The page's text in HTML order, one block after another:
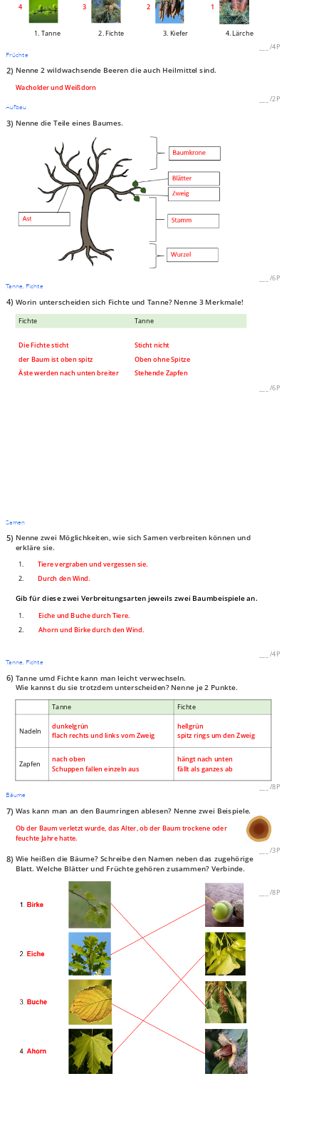
4 3 2 1
1. Tanne 2. Fichte 3. Kiefer 4. Lärche
/4P
Früchte
2) Nenne 2 wildwachsende Beeren die auch Heilmittel sind.
Wacholder und Weißdorn
/2P
Aufbau
3) Nenne die Teile eines Baumes.
/6P
Tanne, Fichte
4) Worin unterscheiden sich Fichte und Tanne? Nenne 3 Merkmale!
Fichte Tanne
Die Fichte sticht
Sticht nicht
der Baum ist oben spitz
Oben ohne Spitze
Äste werden nach unten breiter
Stehende Zapfen
/6P
Samen
5) Nenne zwei Möglichkeiten, wie sich Samen verbreiten können und
erkläre sie.
1.
Tiere vergraben und vergessen sie.
2.
Durch den Wind.
Gib für diese zwei Verbreitungsarten jeweils zwei Baumbeispiele an.
1. Eiche und Buche durch Tiere.
2. Ahorn und Birke durch den Wind.
/4P
Tanne, Fichte
6) Tanne umd Fichte kann man leicht verwechseln.
Wie kannst du sie trotzdem unterscheiden? Nenne je 2 Punkte.
Tanne Fichte
Nadeln
dunkelgrün
flach rechts und links vom Zweig
hellgrün
spitz rings um den Zweig
Zapfen
nach oben
Schuppen fallen einzeln aus
hängt nach unten
fällt als ganzes ab
/8P
Bäume
7) Was kann man an den Baumringen ablesen? Nenne zwei Beispiele.
Ob der Baum verletzt wurde, das Alter, ob der Baum trockene oder
feuchte Jahre hatte.
/3P
8) Wie heißen die Bäume? Schreibe den Namen neben das zugehörige
Blatt. Welche Blätter und Früchte gehören zusammen? Verbinde.
/8P